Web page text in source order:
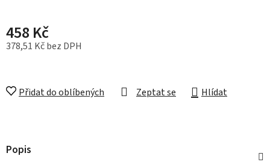
458 Kč
378,51 Kč bez DPH
Zeptat se Hlídat
Přidat do oblíbených
Popis